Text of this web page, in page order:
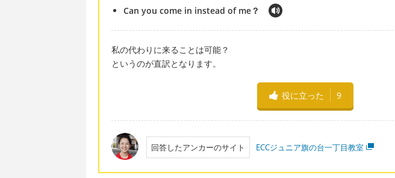
Can you come in instead of me？
私の代わりに来ることは可能？
というのが直訳となります。
役に立った 9
回答したアンカーのサイト ECCジュニア旗の台一丁目教室